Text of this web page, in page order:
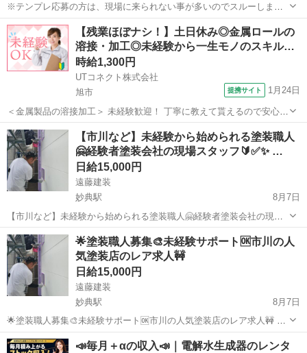
※テンプレ応募の方は、現場に来られない事が多いのでスルーしま
す。 日給15000円！ バックレない方のみ コミュニュケーションが取れ
る方 ※日払いの方はご相談下さい。 ※面接は有りません。 ※直行直
帰になります ★勤...
千葉 船橋市 船橋競馬場駅 その他 建設現場
【残業ほぼナシ！】土日休み◎金属ロールの
溶接・加工◎未経験から一生モノのスキル…
時給1,300円
UTコネクト株式会社
旭市
提携サイト 1月24日
＜金属製品の溶接加工＞ 未経験歓迎！ 丁寧に教えて貰えるので安心！
一生ものの専門スキルも身につけられます☆ 具体的には… ◆鉄鋼ロー
ルの表面を削る ◆溶接作業 ◆機械加工での補修 顧客先により作業が
変わるので飽きずにお...
千葉 旭市 大工
【市川など】未経験から始められる塗装職人
🤗経験者塗装会社の現場スタッフ🔰✅✨ …
日給15,000円
遠藤建装
妙典駅
8月7日
【市川など】未経験から始められる塗装職人🤗経験者塗装会社の現場
スタッフ🔰✅✨ はじめまして🙇閲覧ありがとうございます🌈 市川の外
壁塗装専門店の遠藤建装です☺️ 当店では業績好調⬆️につきスタッフ増
員中🎉 ...
千葉 市川市 妙典駅 建築
🌟塗装職人募集🎨未経験サポート🆗市川の人
気塗装店のレア求人🚧
日給15,000円
遠藤建装
妙典駅
8月7日
🌟塗装職人募集🎨未経験サポート🆗市川の人気塗装店のレア求人🚧 職
人仕事⚒️に興味がある方、お住まいを彩る仕事がしたい方‼️ 市川の塗
装店で現場職人として勤務してみませんか？😊 学歴・経験は不問🆗未
千葉 市川市 妙典駅 その他
📣毎月＋αの収入📣｜電解水生成器のレンタ